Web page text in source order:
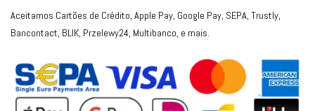
Aceitamos Cartões de Crédito, Apple Pay, Google Pay, SEPA, Trustly,
Bancontact, BLIK, Przelewy24, Multibanco, e mais.